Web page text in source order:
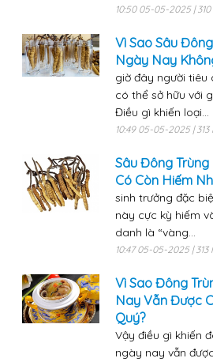
10:50 05-05-2025 |
Vì Sao Sâu
Ngày Nay
giờ đây người tiêu
có thể sở hữu với
Điều gì khiến loại...
10:49 05-05-2025 |
Sâu Đông
Có Còn Hiếm
sinh trưởng đặc
này cực kỳ hiếm
danh là “vàng...
10:47 05-05-2025 |
Vì Sao Đông
Nay Vẫn Được
Quý?
Vậy điều gì khiến
ngày nay vẫn